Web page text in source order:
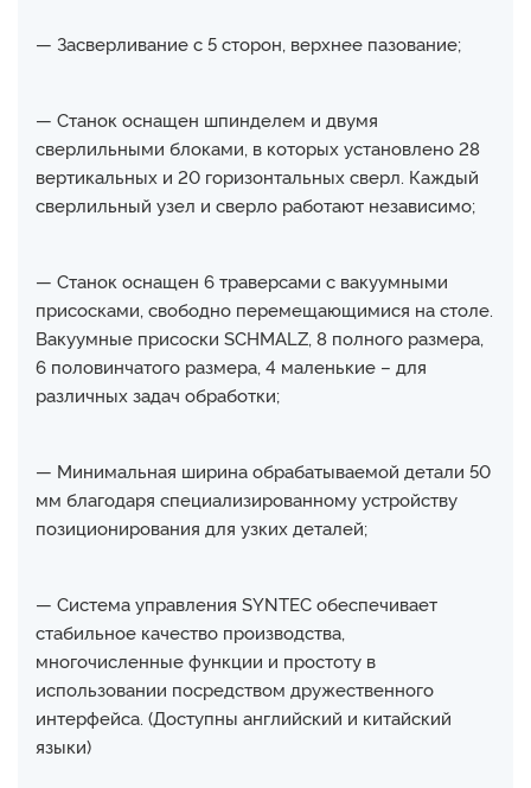
— Засверливание с 5 сторон, верхнее пазование;
— Станок оснащен шпинделем и двумя
сверлильными блоками, в которых установлено 28
вертикальных и 20 горизонтальных сверл. Каждый
сверлильный узел и сверло работают независимо;
— Станок оснащен 6 траверсами с вакуумными
присосками, свободно перемещающимися на столе.
Вакуумные присоски SCHMALZ, 8 полного размера,
6 половинчатого размера, 4 маленькие – для
различных задач обработки;
— Минимальная ширина обрабатываемой детали 50
мм благодаря специализированному устройству
позиционирования для узких деталей;
— Система управления SYNTEC обеспечивает
стабильное качество производства,
многочисленные функции и простоту в
использовании посредством дружественного
интерфейса. (Доступны английский и китайский
языки)